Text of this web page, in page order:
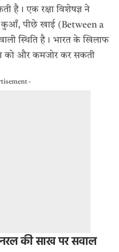
है। एक रक्षा विशेषज्ञ ने
पीछे खाई (Between a
स्थिति है। भारत के खिलाफ
को और कमजोर कर सकती
-
की साख पर सवाल